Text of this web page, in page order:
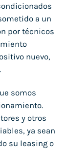
a un
por técnicos
nuevo,
somos
y otros
ya sean
su leasing o